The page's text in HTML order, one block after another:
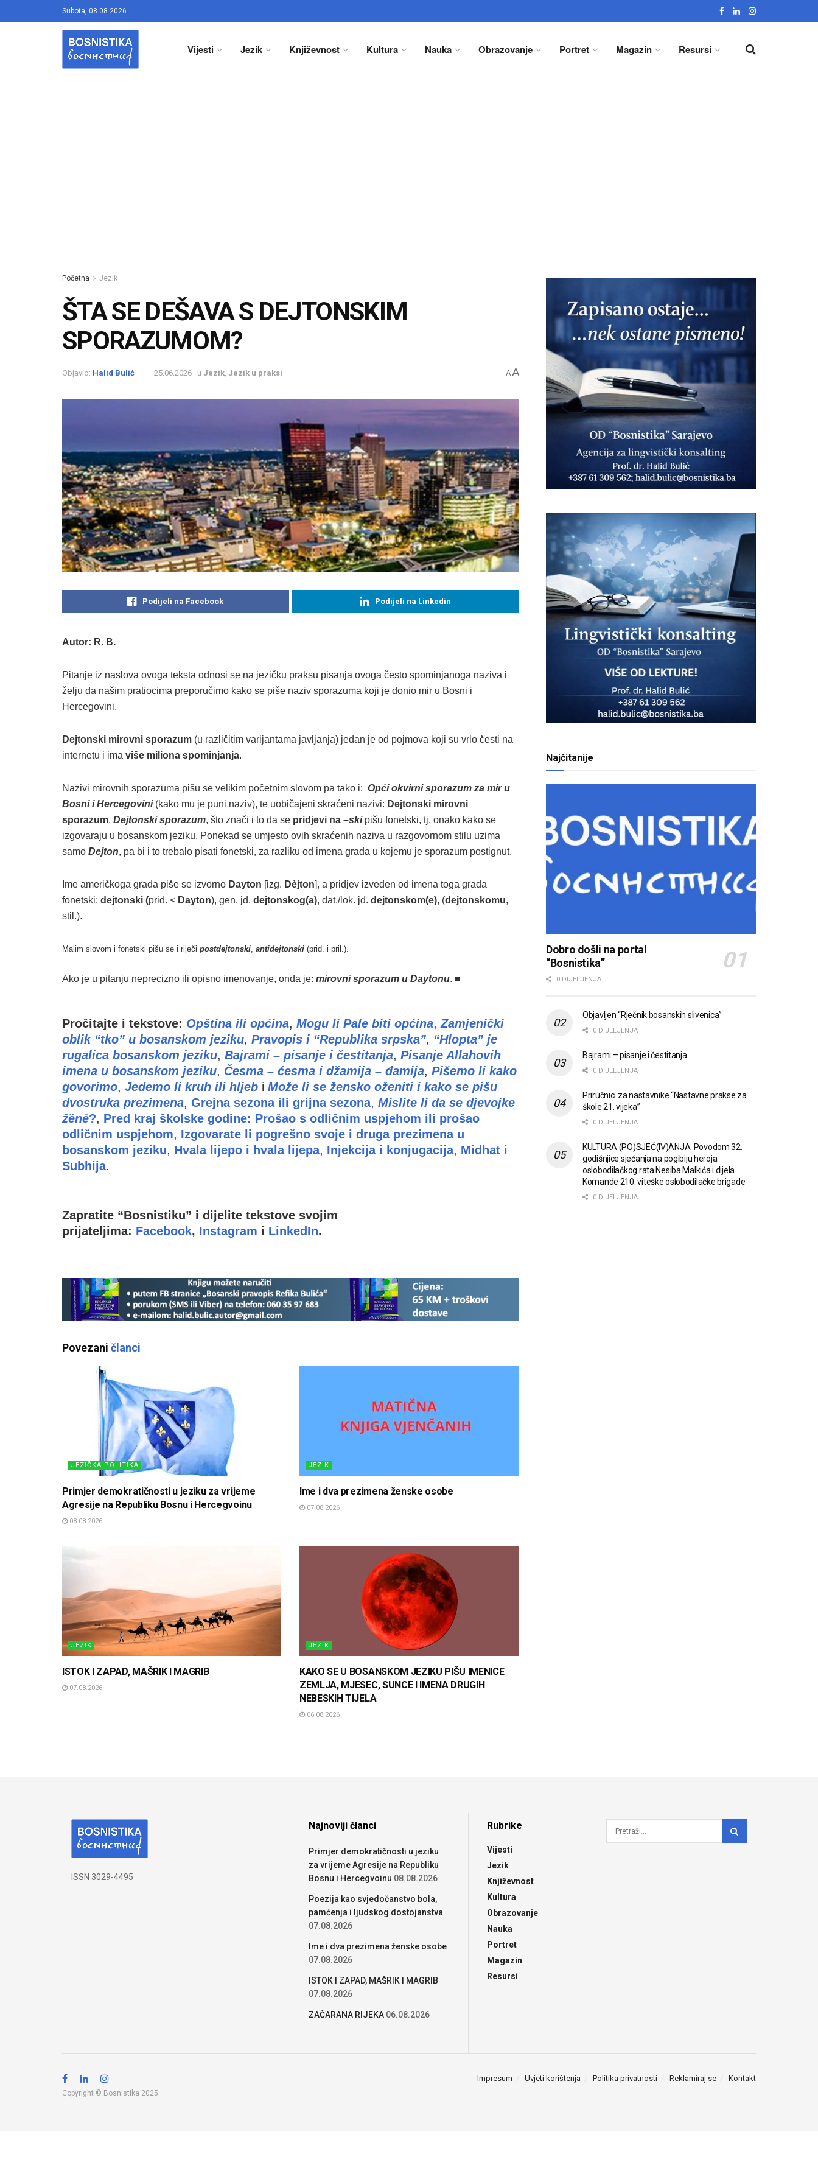
Subota, 08.08.2026.
Vijesti Jezik Književnost Kultura Nauka Obrazovanje Portret Magazin Resursi
Početna Jezik
ŠTA SE DEŠAVA S DEJTONSKIM
SPORAZUMOM?
Objavio: Halid Bulić 25.06.2026 u Jezik Jezik u praksi AA
Podijeli na Facebook Podijeli na Linkedin
Autor: R. B.
Pitanje iz naslova ovoga teksta odnosi se na jezičku praksu pisanja ovoga često spominjanoga naziva i
želju da našim pratiocima preporučimo kako se piše naziv sporazuma koji je donio mir u Bosni i
Hercegovini.
Dejtonski mirovni sporazum (u različitim varijantama javljanja) jedan je od pojmova koji su vrlo česti na
internetu i ima više miliona spominjanja.
Nazivi mirovnih sporazuma pišu se velikim početnim slovom pa tako i: Opći okvirni sporazum za mir u
Bosni i Hercegovini (kako mu je puni naziv), te uobičajeni skraćeni nazivi: Dejtonski mirovni
sporazum, Dejtonski sporazum, što znači i to da se pridjevi na –skipišu fonetski, tj. onako kako se
izgovaraju u bosanskom jeziku. Ponekad se umjesto ovih skraćenih naziva u razgovornom stilu uzima
samo Dejton, pa bi i to trebalo pisati fonetski, za razliku od imena grada u kojemu je sporazum postignut.
Ime američkoga grada piše se izvorno Dayton [izg. Dèjton], a pridjev izveden od imena toga grada
fonetski: dejtonski (prid. < Dayton), gen. jd. dejtonskog(a), dat./lok. jd. dejtonskom(e), (dejtonskomu,
stil.).
Malim slovom i fonetski pišu se i riječi postdejtonski, antidejtonski (prid. i pril.).
Ako je u pitanju neprecizno ili opisno imenovanje, onda je: mirovni sporazum u Daytonu. ■
Pročitajte i tekstove: Opština ili općina, Mogu li Pale biti općina,Zamjenički
oblik “tko” u bosanskom jeziku, Pravopis i “Republika srpska”, “Hlopta” je
rugalica bosanskom jeziku, Bajrami – pisanje i čestitanja, Pisanje Allahovih
imena u bosanskom jeziku, Česma – ćesma i džamija – đamija, Pišemo li kako
govorimo, Jedemo li kruh ili hljeb i Može li se žensko oženiti i kako se pišu
dvostruka prezimena, Grejna sezona ili grijna sezona, Mislite li da se djevojke
žȅnē?, Pred kraj školske godine: Prošao s odličnim uspjehom ili prošao
odličnim uspjehom, Izgovarate li pogrešno svoje i druga prezimena u
bosanskom jeziku, Hvala lijepo i hvala lijepa, Injekcija i konjugacija, Midhat i
Subhija.
Zapratite “Bosnistiku” i dijelite tekstove svojim
prijateljima: Facebook, Instagram i LinkedIn.
Povezani članci
JEZIČKA POLITIKA
Primjer demokratičnosti u jeziku za vrijeme
Agresije na Republiku Bosnu i Hercegvoinu
08.08.2026
JEZIK
Ime i dva prezimena ženske osobe
07.08.2026
JEZIK
ISTOK I ZAPAD, MAŠRIK I MAGRIB
07.08.2026
JEZIK
KAKO SE U BOSANSKOM JEZIKU PIŠU IMENICE
ZEMLJA, MJESEC, SUNCE I IMENA DRUGIH
NEBESKIH TIJELA
06.08.2026
Najčitanije
Dobro došli na portal
“Bosnistika”
0 DIJELJENJA
Objavljen “Rječnik bosanskih slivenica”
0 DIJELJENJA
Bajrami – pisanje i čestitanja
0 DIJELJENJA
Priručnici za nastavnike “Nastavne prakse za
škole 21. vijeka”
0 DIJELJENJA
KULTURA (PO)SJEĆ(IV)ANJA: Povodom 32.
godišnjice sjećanja na pogibiju heroja
oslobodilačkog rata Nesiba Malkića i dijela
Komande 210. viteške oslobodilačke brigade
0 DIJELJENJA
ISSN 3029-4495
Najnoviji članci
Primjer demokratičnosti u jeziku
za vrijeme Agresije na Republiku
Bosnu i Hercegvoinu 08.08.2026
Poezija kao svjedočanstvo bola,
pamćenja i ljudskog dostojanstva
07.08.2026
Ime i dva prezimena ženske osobe
07.08.2026
ISTOK I ZAPAD, MAŠRIK I MAGRIB
07.08.2026
ZAČARANA RIJEKA 06.08.2026
Rubrike
Vijesti
Jezik
Književnost
Kultura
Obrazovanje
Nauka
Portret
Magazin
Resursi
Impresum Uvjeti korištenja Politika privatnosti Reklamiraj se Kontakt
Copyright © Bosnistika 2025.